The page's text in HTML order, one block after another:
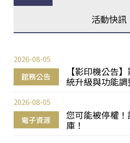
活動快訊
館務公告
【影印機公告
統升級與功能調
2026-08-05
電子資源
您可能被停權
庫！
2026-08-05